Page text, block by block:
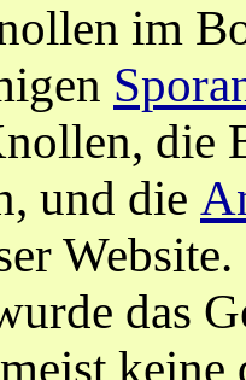
im
und die
Website.
das